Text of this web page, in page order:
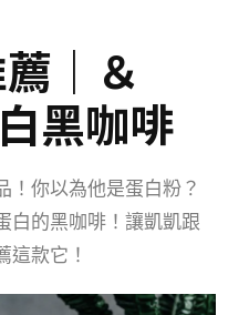
｜＆
黑咖啡
！你以為他是蛋白粉？
白的黑咖啡！讓凱凱跟
這款它！